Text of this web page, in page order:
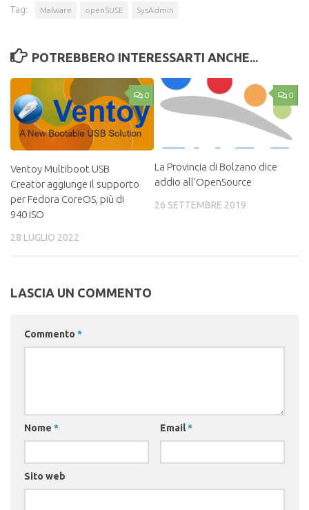
Tag: Malware openSUSE SysAdmin
POTREBBERO INTERESSARTI ANCHE...
0
Ventoy Multiboot USB
Creator aggiunge il supporto
per Fedora CoreOS, più di
940 ISO
28 LUGLIO 2022
0
La Provincia di Bolzano dice
addio all’OpenSource
26 SETTEMBRE 2019
LASCIA UN COMMENTO
Commento *
Nome * Email*
Sito web